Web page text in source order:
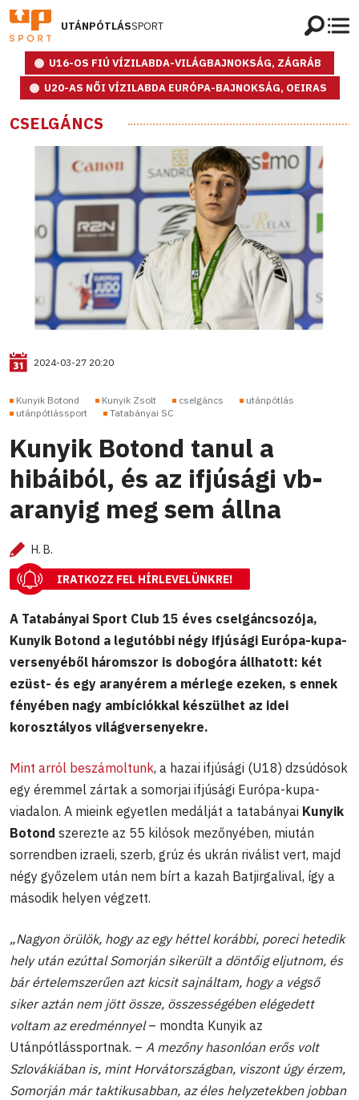
UTÁNPÓTLÁSSPORT
U16-OS FIÚ VÍZILABDA-VILÁGBAJNOKSÁG, ZÁGRÁB
U20-AS NŐI VÍZILABDA EURÓPA-BAJNOKSÁG, OEIRAS
CSELGÁNCS
2024-03-27 20:20
Kunyik Botond Kunyik Zsolt cselgáncs
utánpótlás
utánpótlássport
Tatabányai SC
Kunyik Botond tanul a
hibáiból, és az ifjúsági vb-
aranyig meg sem állna
H. B.
IRATKOZZ FEL HÍRLEVELÜNKRE!
A Tatabányai Sport Club 15 éves cselgáncsozója,
Kunyik Botond a legutóbbi négy ifjúsági Európa-kupa-
versenyéből háromszor is dobogóra állhatott: két
ezüst- és egy aranyérem a mérlege ezeken, s ennek
fényében nagy ambíciókkal készülhet az idei
korosztályos világversenyekre.
Mint arról beszámoltunk, a hazai ifjúsági (U18) dzsúdósok
egy éremmel zártak a somorjai ifjúsági Európa-kupa-
viadalon. A mieink egyetlen medálját a tatabányai Kunyik
Botond szerezte az 55 kilósok mezőnyében, miután
sorrendben izraeli, szerb, grúz és ukrán riválist vert, majd
négy győzelem után nem bírt a kazah Batjirgalival, így a
második helyen végzett.
„Nagyon örülök, hogy az egy héttel korábbi, poreci hetedik
hely után ezúttal Somorján sikerült a döntőig eljutnom, és
bár értelemszerűen azt kicsit sajnáltam, hogy a végső
siker aztán nem jött össze, összességében elégedett
voltam az eredménnyel– mondta Kunyik az
Utánpótlássportnak. – A mezőny hasonlóan erős volt
Szlovákiában is, mint Horvátországban, viszont úgy érzem,
Somorján már taktikusabban, az éles helyzetekben jobban